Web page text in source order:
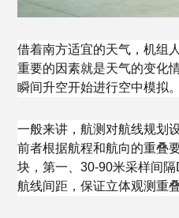
借着南方适宜的天气，机组
重要的因素就是天气的变化
瞬间升空开始进行空中模拟。
一般来讲，航测对航线规划
前者根据航程和航向的重叠
块，第一、30-90米采样间
航线间距，保证立体观测重